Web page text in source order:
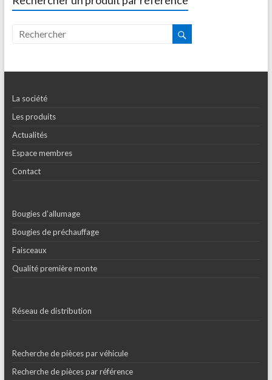
La société
Les produits
Actualités
Espace membres
Contact
Bougies d’allumage
Bougies de préchauffage
Faisceaux
Qualité première monte
Réseau de distribution
Recherche de pièces par véhicule
Recherche de pièces par référence